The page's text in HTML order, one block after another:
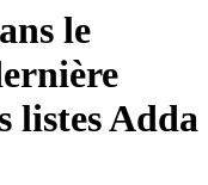
le
listes Adda